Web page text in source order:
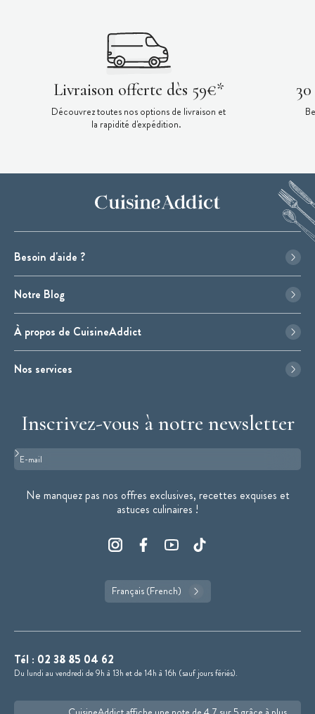
Livraison offerte dès 59€*
Découvrez toutes nos options de livraison et
la rapidité d'expédition.
Besoin d'aide ?
Notre Blog
À propos de CuisineAddict
Nos services
Inscrivez-vous à notre newsletter
Format : adresse@email.com
Ne manquez pas nos offres exclusives, recettes exquises et
astuces culinaires !
Français (French)
Tél : 02 38 85 04 62
Du lundi au vendredi de 9h à 13h et de 14h à 16h (sauf jours fériés).